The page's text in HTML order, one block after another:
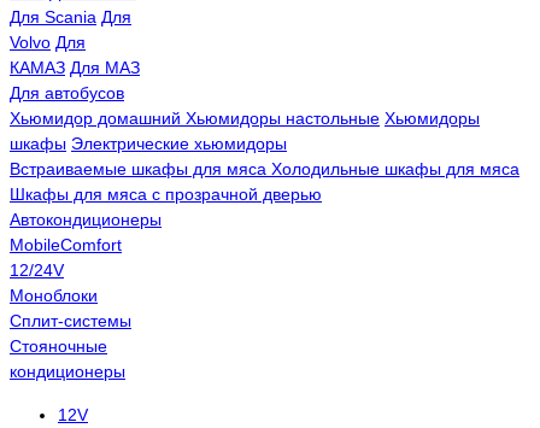
Для Scania Для
Volvo Для
КАМАЗ Для МАЗ
Для автобусов
Хьюмидор домашний Хьюмидоры настольные Хьюмидоры
шкафы Электрические хьюмидоры
Встраиваемые шкафы для мяса Холодильные шкафы для мяса
Шкафы для мяса с прозрачной дверью
Автокондиционеры
MobileComfort
12/24V
Моноблоки
Сплит-системы
Стояночные
кондиционеры
12V